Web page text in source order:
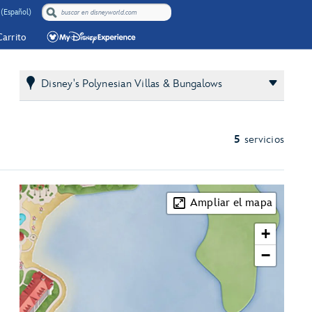
Disney's Polynesian Villas & Bungalows
5 servicios
Ampliar el mapa
+
−